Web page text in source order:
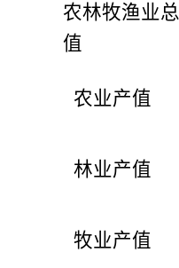
农林牧渔业
值
农业产值
林业产值
牧业产值